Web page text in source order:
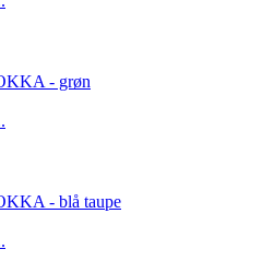
- grøn
- blå taupe